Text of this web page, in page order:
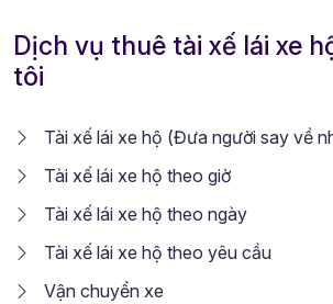
Dịch vụ thuê tài xế lái xe
tôi
Tài xế lái xe hộ (Đưa người say về
Tài xế lái xe hộ theo giờ
Tài xế lái xe hộ theo ngày
Tài xế lái xe hộ theo yêu cầu
Vận chuyển xe